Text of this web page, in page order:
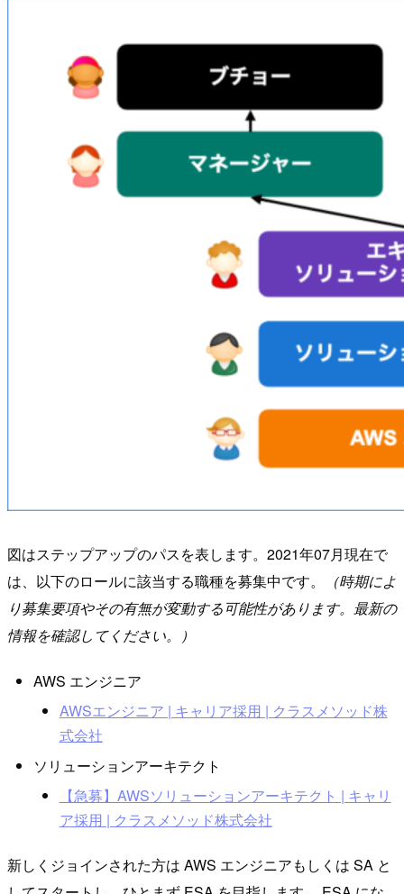
図はステップアップのパスを表します。2021年07月現在で
は、以下のロールに該当する職種を募集中です。
（時期によ
り募集要項やその有無が変動する可能性があります。最新の
情報を確認してください。）
AWS エンジニア
AWSエンジニア | キャリア採用 | クラスメソッド株
式会社
ソリューションアーキテクト
【急募】AWSソリューションアーキテクト | キャリ
ア採用 | クラスメソッド株式会社
新しくジョインされた方は AWS エンジニアもしくは SA と